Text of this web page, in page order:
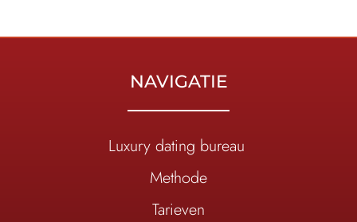
NAVIGATIE
Luxury dating bureau
Methode
Tarieven